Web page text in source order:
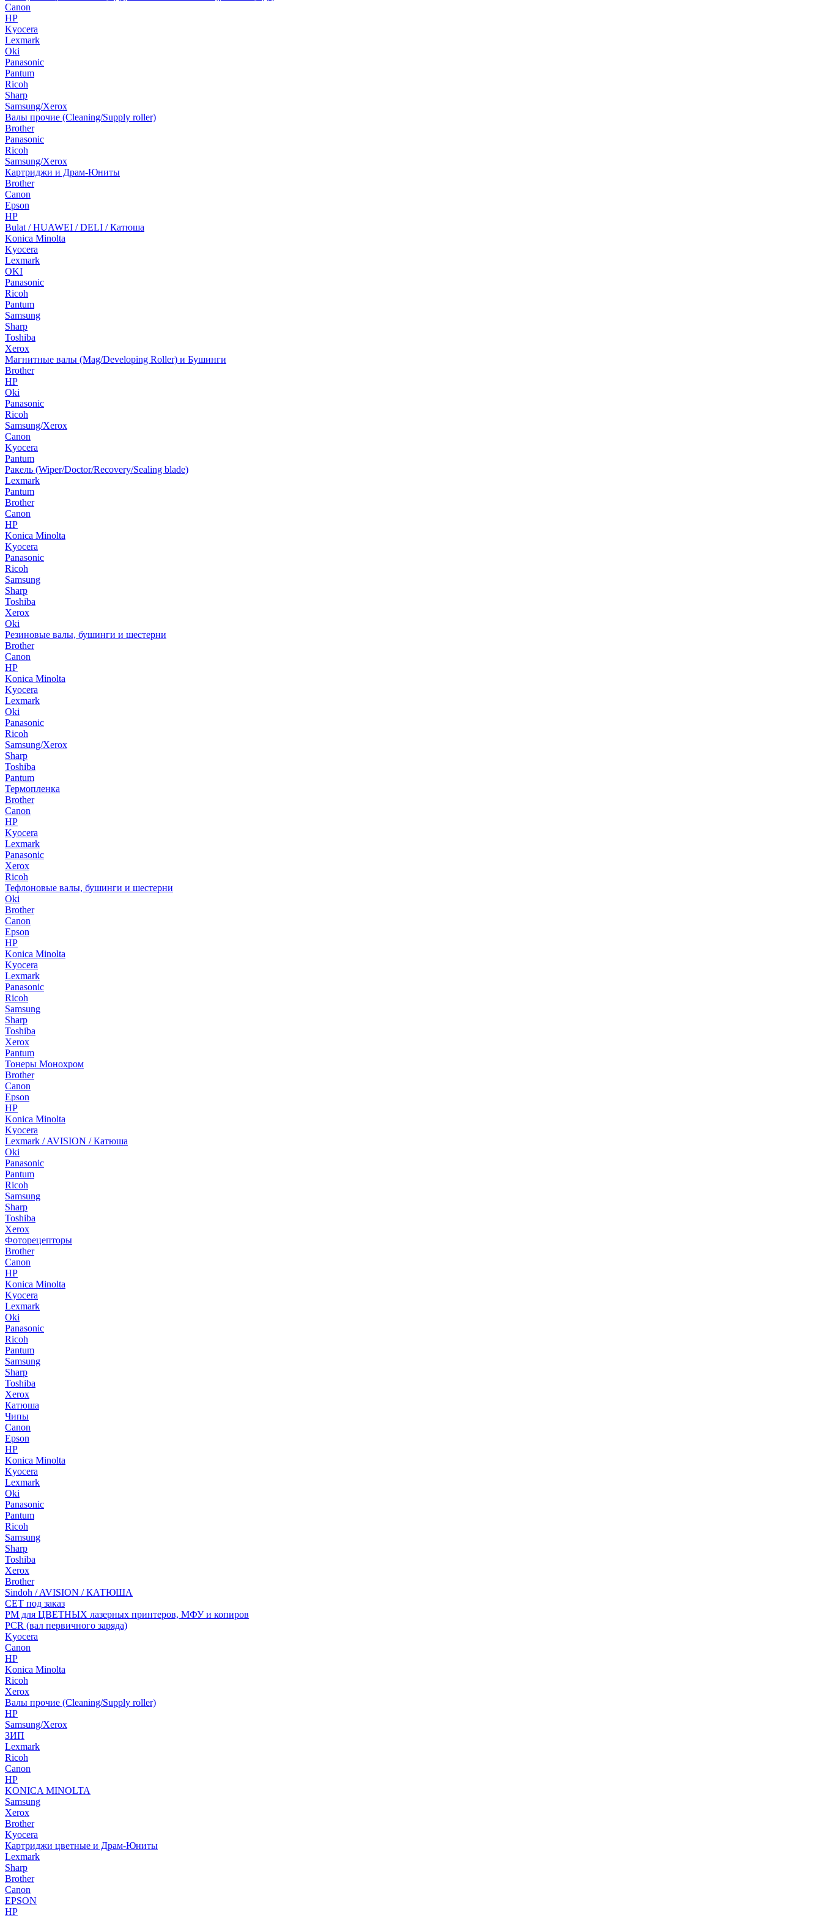
Canon
HP
Kyocera
Lexmark
Oki
Panasonic
Pantum
Ricoh
Sharp
Samsung/Xerox
Валы прочие (Cleaning/Supply roller)
Brother
Panasonic
Ricoh
Samsung/Xerox
Картриджи и Драм-Юниты
Brother
Canon
Epson
HP
Bulat / HUAWEI / DELI / Катюша
Konica Minolta
Kyocera
Lexmark
OKI
Panasonic
Ricoh
Pantum
Samsung
Sharp
Toshiba
Xerox
Магнитные валы (Mag/Developing Roller) и Бушинги
Brother
HP
Oki
Panasonic
Ricoh
Samsung/Xerox
Canon
Kyocera
Pantum
Ракель (Wiper/Doctor/Recovery/Sealing blade)
Lexmark
Pantum
Brother
Canon
HP
Konica Minolta
Kyocera
Panasonic
Ricoh
Samsung
Sharp
Toshiba
Xerox
Oki
Резиновые валы, бушинги и шестерни
Brother
Canon
HP
Konica Minolta
Kyocera
Lexmark
Oki
Panasonic
Ricoh
Samsung/Xerox
Sharp
Toshiba
Pantum
Термопленка
Brother
Canon
HP
Kyocera
Lexmark
Panasonic
Xerox
Ricoh
Тефлоновые валы, бушинги и шестерни
Oki
Brother
Canon
Epson
HP
Konica Minolta
Kyocera
Lexmark
Panasonic
Ricoh
Samsung
Sharp
Toshiba
Xerox
Pantum
Тонеры Монохром
Brother
Canon
Epson
HP
Konica Minolta
Kyocera
Lexmark / AVISION / Катюша
Oki
Panasonic
Pantum
Ricoh
Samsung
Sharp
Toshiba
Xerox
Фоторецепторы
Brother
Canon
HP
Konica Minolta
Kyocera
Lexmark
Oki
Panasonic
Ricoh
Pantum
Samsung
Sharp
Toshiba
Xerox
Катюша
Чипы
Canon
Epson
HP
Konica Minolta
Kyocera
Lexmark
Oki
Panasonic
Pantum
Ricoh
Samsung
Sharp
Toshiba
Xerox
Brother
Sindoh / AVISION / КАТЮША
CET под заказ
РМ для ЦВЕТНЫХ лазерных принтеров, МФУ и копиров
PCR (вал первичного заряда)
Kyocera
Canon
HP
Konica Minolta
Ricoh
Xerox
Валы прочие (Cleaning/Supply roller)
HP
Samsung/Xerox
ЗИП
Lexmark
Ricoh
Canon
HP
KONICA MINOLTA
Samsung
Xerox
Brother
Kyocera
Картриджи цветные и Драм-Юниты
Lexmark
Sharp
Brother
Canon
EPSON
HP